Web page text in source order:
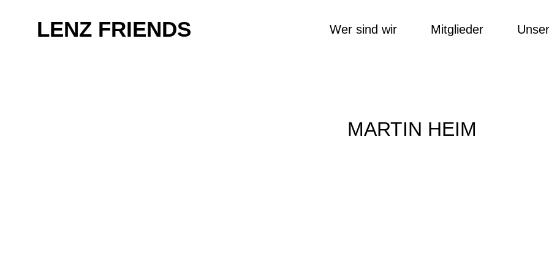
springenLENZ FRIENDS Wer sind wir Mitglieder
MARTIN HEIM